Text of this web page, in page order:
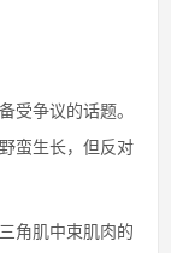
受争议的话题。
蛮生长，但反对
角肌中束肌肉的